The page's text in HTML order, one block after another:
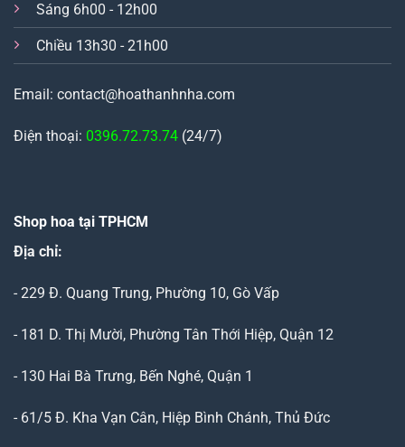
Sáng 6h00 - 12h00
Chiều 13h30 - 21h00
Email: contact@hoathanhnha.com
Điện thoại: 0396.72.73.74 (24/7)
Shop hoa tại TPHCM
Địa chỉ:
- 229 Đ. Quang Trung, Phường 10, Gò Vấp
- 181 D. Thị Mười, Phường Tân Thới Hiệp, Quận 12
- 130 Hai Bà Trưng, Bến Nghé, Quận 1
- 61/5 Đ. Kha Vạn Cân, Hiệp Bình Chánh, Thủ Đức